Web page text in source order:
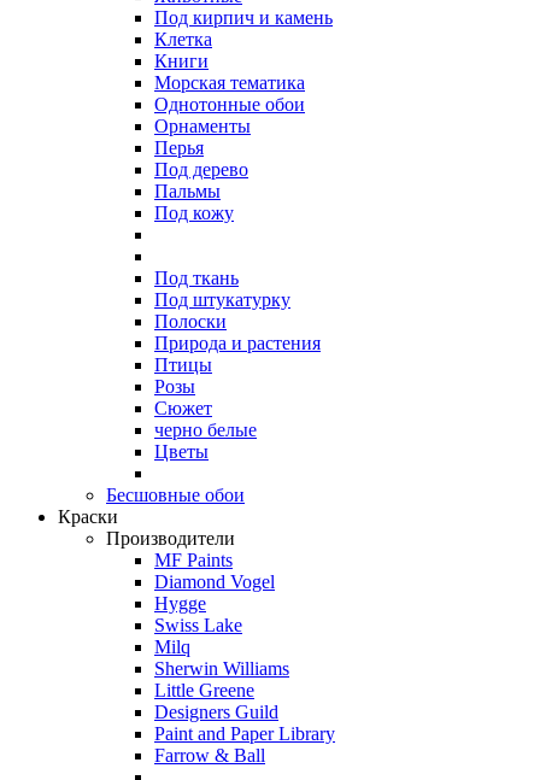
Под кирпич и камень
Клетка
Книги
Морская тематика
Однотонные обои
Орнаменты
Перья
Под дерево
Пальмы
Под кожу
Под ткань
Под штукатурку
Полоски
Природа и растения
Птицы
Розы
Сюжет
черно белые
Цветы
Бесшовные обои
Краски
Производители
MF Paints
Diamond Vogel
Hygge
Swiss Lake
Milq
Sherwin Williams
Little Greene
Designers Guild
Paint and Paper Library
Farrow & Ball